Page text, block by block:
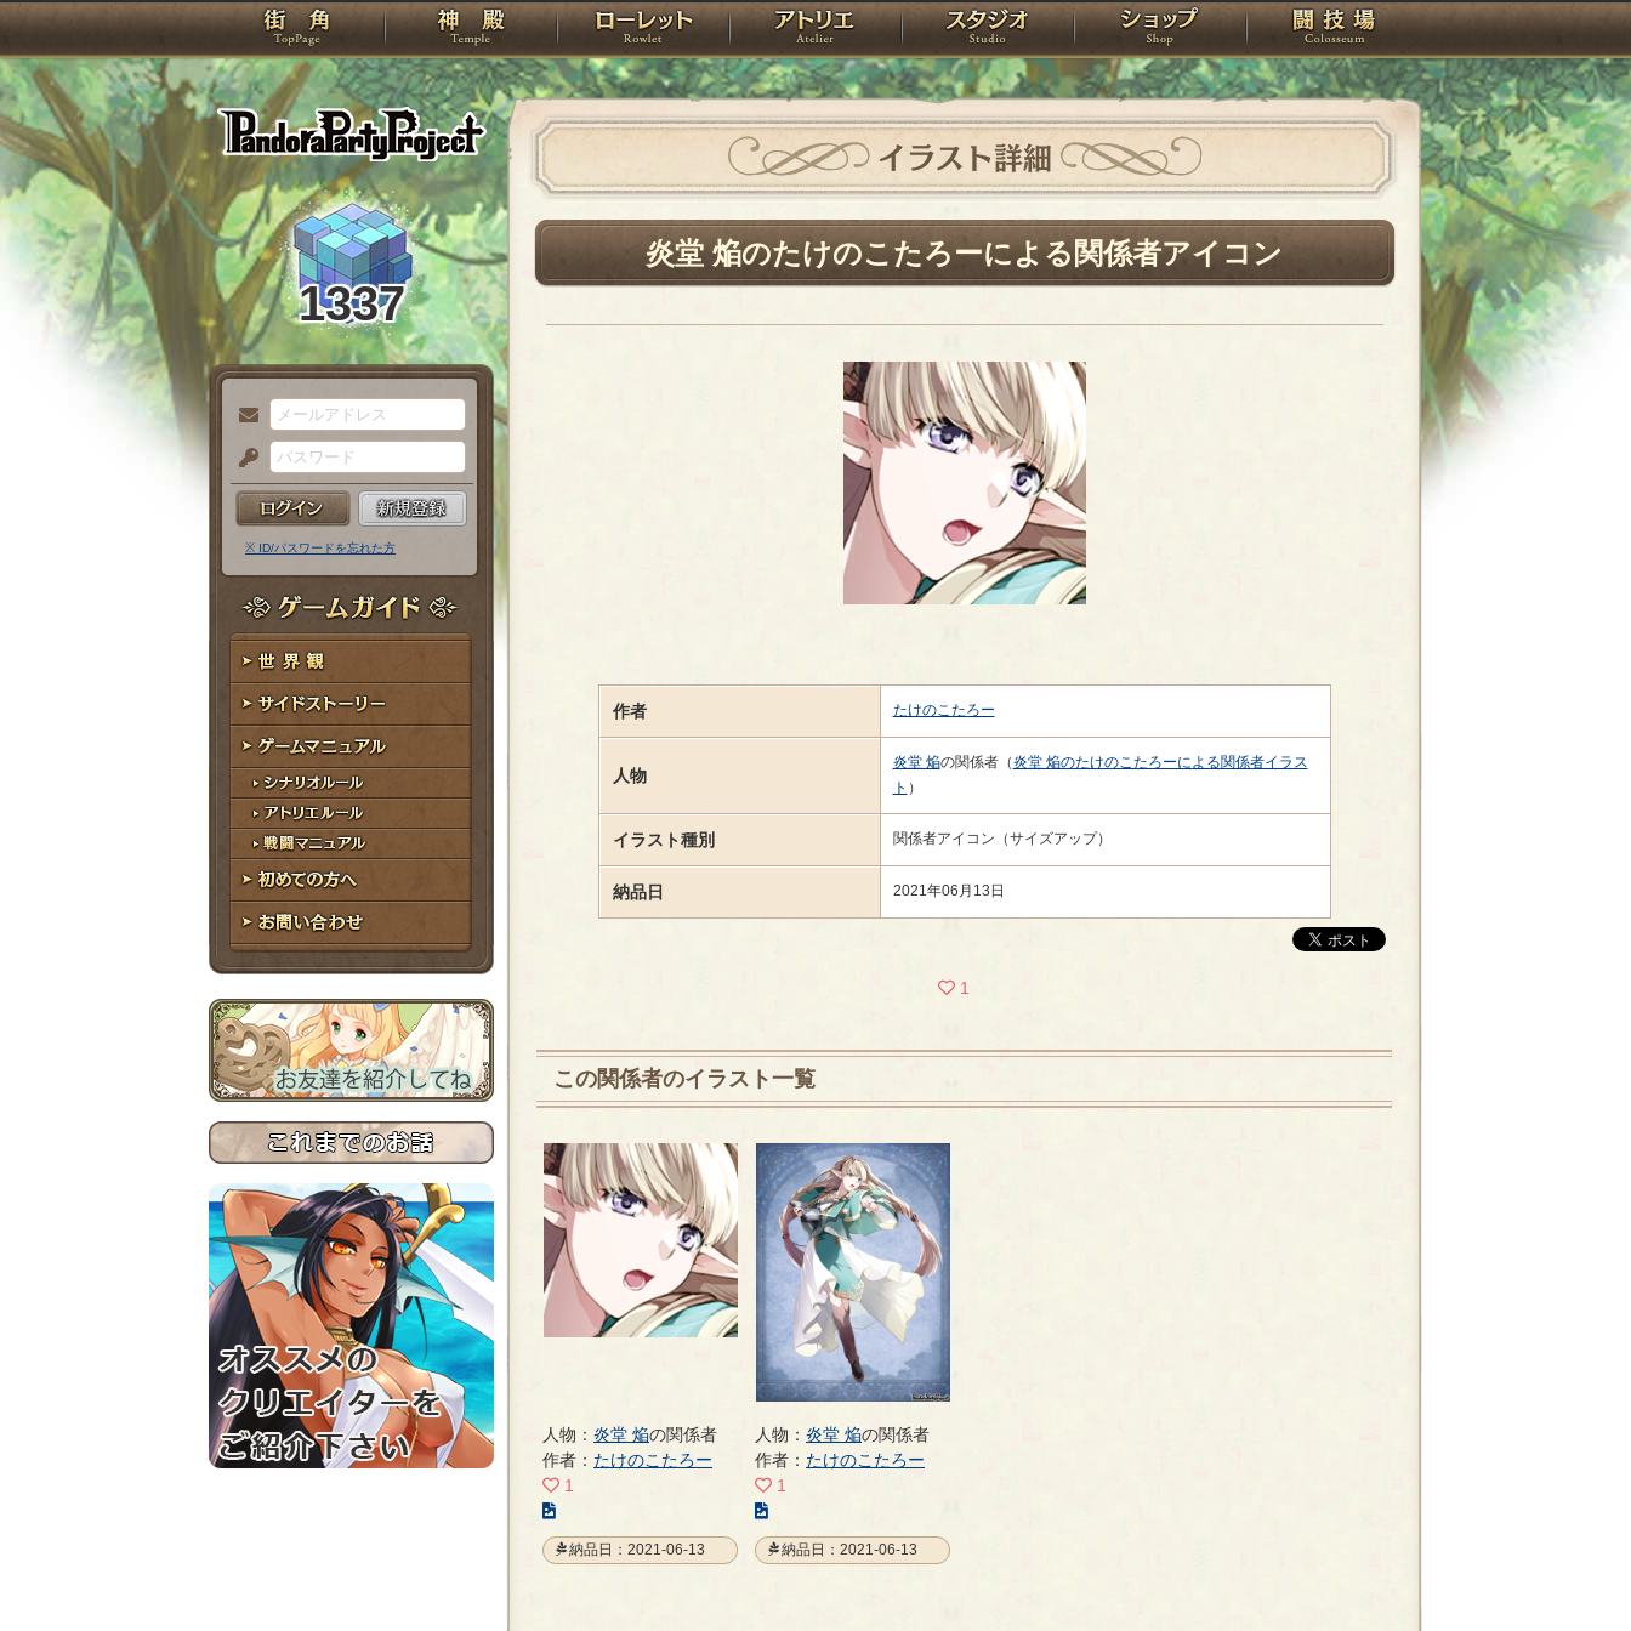
PandoraPartyProject
TOP 神殿 ローレット アトリエ スタジオ ショップ 闘技場
1337
メ
ー
ル
ア
ド
レ
ス
パ
ス
ー
ド
※ ID/パスワードを忘れた方
ゲームガイド
世界観
サイドストーリー
ゲームマニュアル
シナリオルール
アトリエルール
戦闘マニュアル
初めての方へ
お問い合わせ
イラスト詳細
炎堂 焔のたけのこたろーによる関係者アイコン
作者 たけのこたろー
人物
炎堂 焔の関係者（炎堂 焔のたけのこたろーによる関係者イラス
ト ）
イラスト種別 関係者アイコン（サイズアップ）
納品日 2021年06月13日
1
この関係者のイラスト一覧
人物： 炎堂 焔の関係者
作者： たけのこたろー
1
の
イ
納品日：2021-06-13
人物： 炎堂 焔の関係者
作者： たけのこたろー
1
の
イ
納品日：2021-06-13